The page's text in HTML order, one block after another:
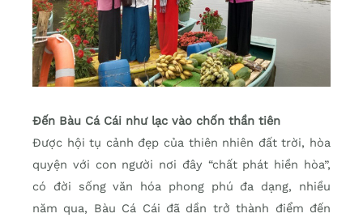
Đến Bàu Cá Cái như lạc vào chốn thần tiên
Được hội tụ cảnh đẹp của thiên nhiên đất trời, hòa
quyện với con người nơi đây “chất phát hiền hòa”,
có đời sống văn hóa phong phú đa dạng, nhiều
năm qua, Bàu Cá Cái đã dần trở thành điểm đến